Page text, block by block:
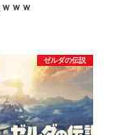
ｗｗ
ゼルダの伝説